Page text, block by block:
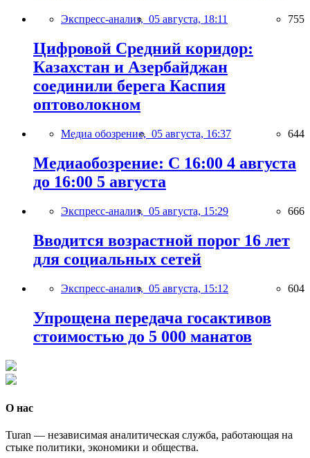
Экспресс-анализ, 05 августа, 18:11 755
Цифровой Средний коридор:
Казахстан и Азербайджан
соединили берега Каспия
оптоволокном
Медиа обозрение, 05 августа, 16:37 644
Медиаобозрение: С 16:00 4 августа
до 16:00 5 августа
Экспресс-анализ, 05 августа, 15:29 666
Вводится возрастной порог 16 лет
для социальных сетей
Экспресс-анализ, 05 августа, 15:12 604
Упрощена передача госактивов
стоимостью до 5 000 манатов
О нас
Turan — независимая аналитическая служба, работающая на
стыке политики, экономики и общества.